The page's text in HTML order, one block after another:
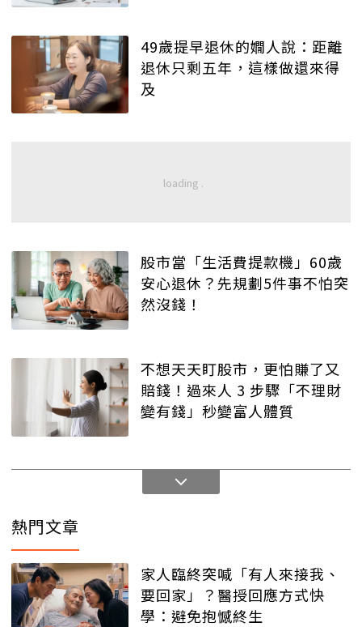
49歲提早退休的嫺人說：距離
退休只剩五年，這樣做還來得
及
股市當「生活費提款機」60歲
安心退休？先規劃5件事不怕突
然沒錢！
不想天天盯股市，更怕賺了又
賠錢！過來人 3 步驟「不理財
變有錢」秒變富人體質
熱門文章
家人臨終突喊「有人來接我、
要回家」？醫授回應方式快
學：避免抱憾終生